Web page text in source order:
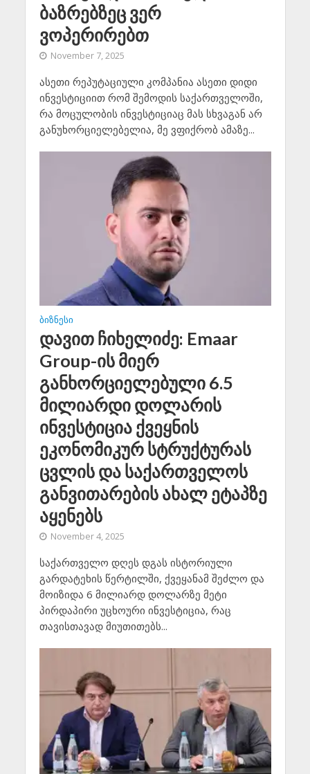
ბაზრებზეც ვერ
ვოპერირებთ
November 7, 2025
ასეთი რეპუტაციული კომპანია ასეთი დიდი
ინვესტიციით რომ შემოდის საქართველოში,
რა მოცულობის ინვესტიციაც მას სხვაგან არ
განუხორციელებელია, მე ვფიქრობ ამაზე...
ᲑᲘᲖᲜᲔᲡᲘ
დავით ჩიხელიძე: Emaar
Group-ის მიერ
განხორციელებული 6.5
მილიარდი დოლარის
ინვესტიცია ქვეყნის
ეკონომიკურ სტრუქტურას
ცვლის და საქართველოს
განვითარების ახალ ეტაპზე
აყენებს
November 4, 2025
საქართველო დღეს დგას ისტორიული
გარდატეხის წერტილში, ქვეყანამ შეძლო და
მოიზიდა 6 მილიარდ დოლარზე მეტი
პირდაპირი უცხოური ინვესტიცია, რაც
თავისთავად მიუთითებს...